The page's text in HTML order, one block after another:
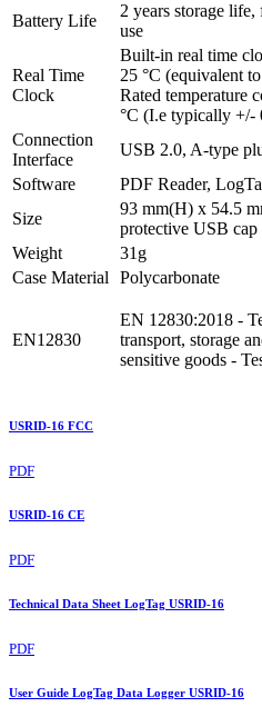
Battery Life
2 years storage
use
Real Time
Clock
Built-in real time
25 °C (equivalent
Rated temperature
°C (I.e typically +/-
Connection
Interface
USB 2.0, A-type
Software
PDF Reader,
Size
93 mm(H) x 54.5
protective USB cap
Weight
31g
Case Material
Polycarbonate
EN12830
EN 12830:2018 -
transport, storage
sensitive goods -
USRID-16 FCC
PDF
USRID-16 CE
PDF
Technical Data Sheet LogTag USRID-16
PDF
User Guide LogTag Data Logger USRID-16